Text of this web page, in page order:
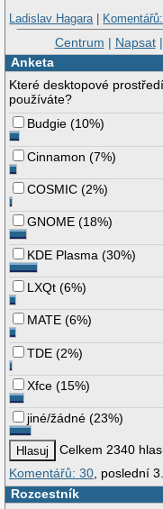
Ladislav Hagara|
Centrum | Napsat|
Anketa
Které desktopové
používáte?
Budgie (10%)
Cinnamon (7%)
COSMIC (2%)
GNOME (18%)
KDE Plasma (30%)
LXQt (6%)
MATE (6%)
TDE (2%)
Xfce (15%)
jiné/žádné (23%)
Celkem 2340
Komentářů: 30 , poslední
Rozcestník